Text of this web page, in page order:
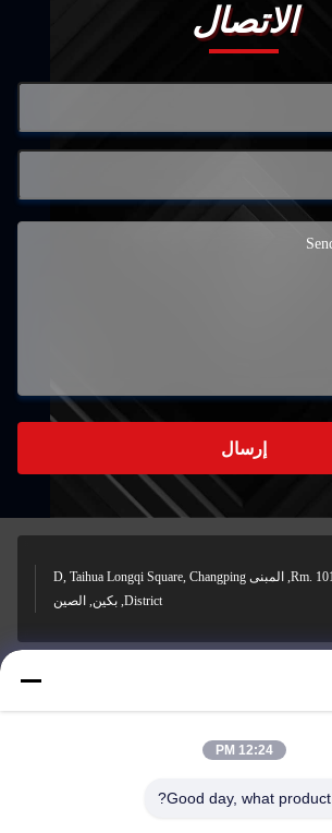
الاتصال
إرسال
Rm. 1010, المبنى D, Taihua Longqi Square, Changping
District, بكين, الصين
12:24 PM
Good day, what